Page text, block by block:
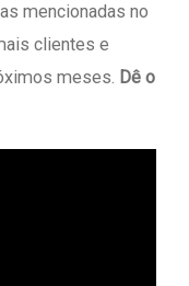
mencionadas no
clientes e
meses. Dê o